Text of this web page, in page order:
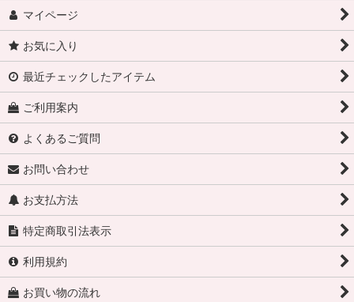
マイページ
お気に入り
最近チェックしたアイテム
ご利用案内
よくあるご質問
お問い合わせ
お支払方法
特定商取引法表示
利用規約
お買い物の流れ